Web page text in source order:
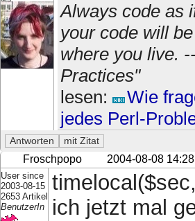
Always code as
your code will
where you live.
Practices"
lesen:
Wie
jedes Perl-
Froschpopo 2004-08-08 14:28
User since
2003-08-15
2653 Artikel
BenutzerIn
ich jetzt mal